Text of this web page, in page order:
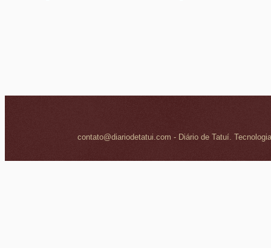
contato@diariodetatui.com - Diário de Tatuí.